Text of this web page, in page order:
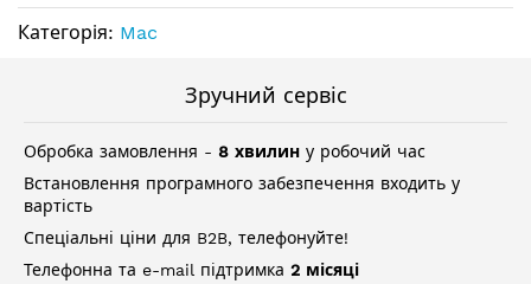
Категорія: Mac
Зручний сервіс
Обробка замовлення - 8 хвилин у робочий час
Встановлення програмного забезпечення входить у
вартість
Спеціальні ціни для B2B, телефонуйте!
Телефонна та e-mail підтримка 2 місяці